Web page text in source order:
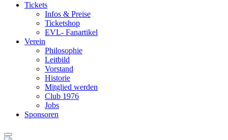
Tickets
Infos & Preise
Ticketshop
EVL- Fanartikel
Verein
Philosophie
Leitbild
Vorstand
Historie
Mitglied werden
Club 1976
Jobs
Sponsoren